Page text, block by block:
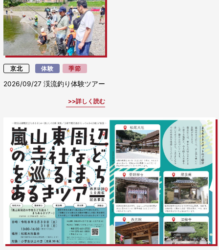
京北 体験 季節
2026/09/27渓流釣り体験ツアー
詳しく読む